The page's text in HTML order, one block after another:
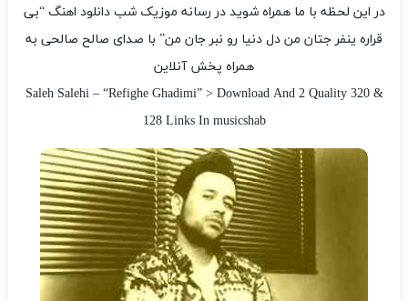
در این لحظه با ما همراه شوید در رسانه موزیک شب دانلود اهنگ “بی
قراره ینفر جتان من دل دنیا رو نبر جان من” با صدای صالح صالحی به
همراه پخش آنلاین
Saleh Salehi – “Refighe Ghadimi” > Download And 2 Quality 320 &
128 Links In musicshab